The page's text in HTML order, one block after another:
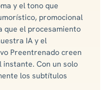
y el tono que
promocional
que el procesamiento
IA y el
Preentrenado creen
Con un solo
los subtítulos